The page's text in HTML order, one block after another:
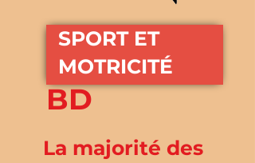
SPORT ET
MOTRICITÉ
BD
La majorité des